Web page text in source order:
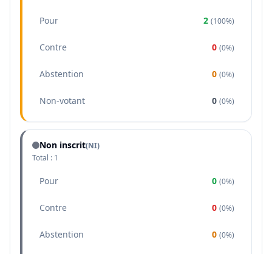
Pour 2 (100%)
Contre 0 (0%)
Abstention 0 (0%)
Non-votant 0 (0%)
Non inscrit(NI)
Total : 1
Pour 0 (0%)
Contre 0 (0%)
Abstention 0 (0%)